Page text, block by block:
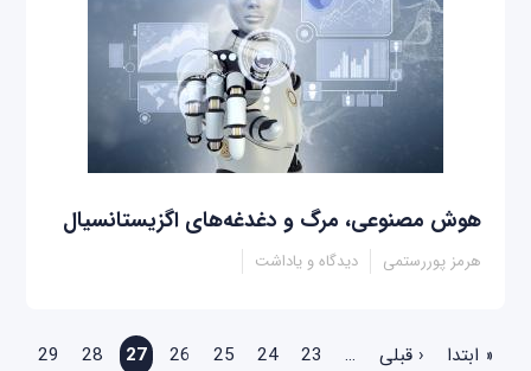
هوش مصنوعی، مرگ و دغدغه‌های اگزیستانسیال
هرمز پوررستمی دیدگاه و یاداشت
صفحه‌ها
« ابتدا ‹ قبلی …
23
24
25
26
27
28
29